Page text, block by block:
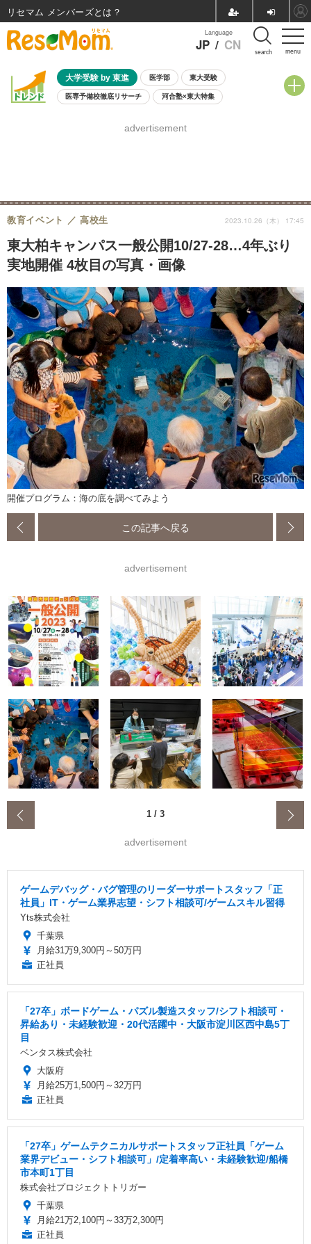
menu
Language
JP / CN search
大学受験 by 東進 医学部 東大受験
医専予備校徹底リサーチ 河合塾×東大特集
8月開催学校説明会・相談会
advertisement
東大柏キャンパス一般公開10/27-28…4年ぶり
実地開催 4枚目の写真・画像
教育イベント 高校生 2023.10.26（木） 17:45
開催プログラム：海の底を調べてみよう
この記事へ戻る
advertisement
1 / 3
advertisement
ゲームデバッグ・バグ管理のリーダーサポートスタッフ「正
社員」IT・ゲーム業界志望・シフト相談可/ゲームスキル習得
Yts株式会社
千葉県
月給31万9,300円～50万円
正社員
「27卒」ボードゲーム・パズル製造スタッフ/シフト相談可・
昇給あり・未経験歓迎・20代活躍中・大阪市淀川区西中島5丁
目
ベンタス株式会社
大阪府
月給25万1,500円～32万円
正社員
「27卒」ゲームテクニカルサポートスタッフ正社員「ゲーム
業界デビュー・シフト相談可」/定着率高い・未経験歓迎/船橋
市本町1丁目
株式会社プロジェクトトリガー
千葉県
月給21万2,100円～33万2,300円
正社員
リセマム メンバーズ